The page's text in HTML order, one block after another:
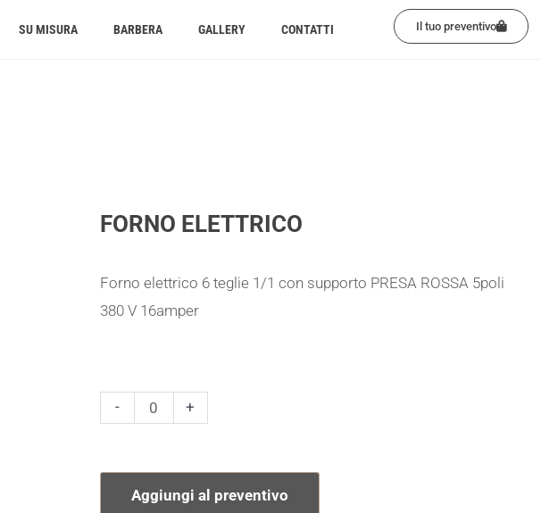
SU MISURA BARBERA GALLERY CONTATTI Il tuo preventivo
FORNO ELETTRICO
Forno elettrico 6 teglie 1/1 con supporto PRESA ROSSA 5poli
380 V 16amper
-
FORNO
+
Aggiungi al preventivo